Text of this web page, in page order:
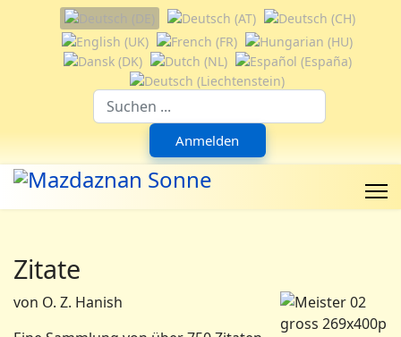
Sprache auswählen
Anmelden
Zitate
von O. Z. Hanish